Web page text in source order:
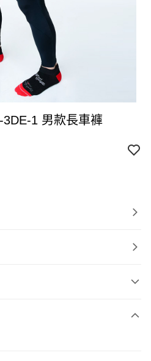
【Pearl izumi】A201-3DE-1 男款長車褲